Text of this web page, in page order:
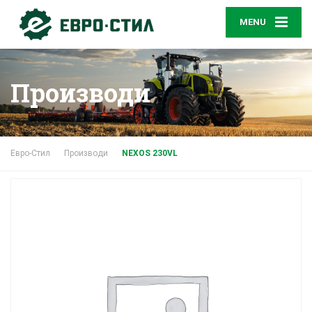
MENU
Производи
Евро-Стил Производи NEXOS 230VL